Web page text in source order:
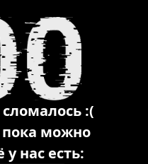
:(
можно
нас есть: